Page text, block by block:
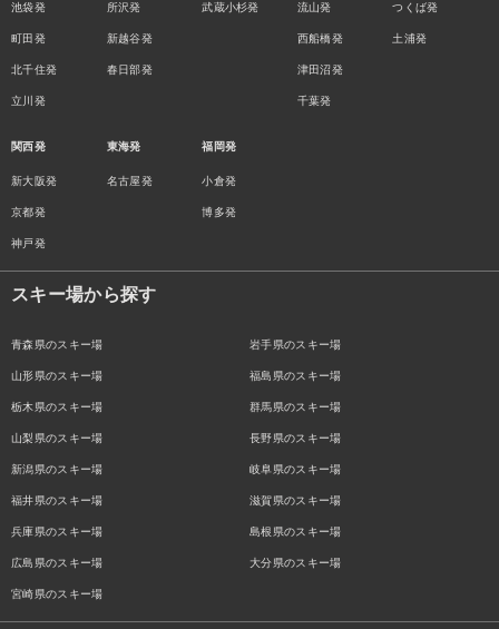
池袋発
町田発
北千住発
立川発
所沢発
新越谷発
春日部発
武蔵小杉発 流山発
西船橋発
津田沼発
千葉発
つくば発
土浦発
関西発
新大阪発
京都発
神戸発
東海発
名古屋発
福岡発
小倉発
博多発
スキー場から探す
青森県のスキー場 岩手県のスキー場
山形県のスキー場 福島県のスキー場
栃木県のスキー場 群馬県のスキー場
山梨県のスキー場 長野県のスキー場
新潟県のスキー場 岐阜県のスキー場
福井県のスキー場 滋賀県のスキー場
兵庫県のスキー場 島根県のスキー場
広島県のスキー場 大分県のスキー場
宮崎県のスキー場